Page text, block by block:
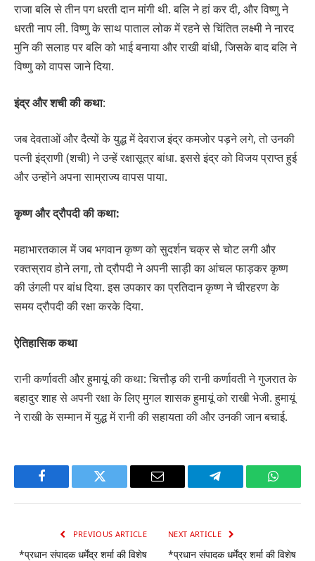
राजा बलि से तीन पग धरती दान मांगी थी. बलि ने हां कर दी, और विष्णु ने
धरती नाप ली. विष्णु के साथ पाताल लोक में रहने से चिंतित लक्ष्मी ने नारद
मुनि की सलाह पर बलि को भाई बनाया और राखी बांधी, जिसके बाद बलि ने
विष्णु को वापस जाने दिया.
इंद्र और शची की कथा:
जब देवताओं और दैत्यों के युद्ध में देवराज इंद्र कमजोर पड़ने लगे, तो उनकी
पत्नी इंद्राणी (शची) ने उन्हें रक्षासूत्र बांधा. इससे इंद्र को विजय प्राप्त हुई
और उन्होंने अपना साम्राज्य वापस पाया.
कृष्ण और द्रौपदी की कथा:
महाभारतकाल में जब भगवान कृष्ण को सुदर्शन चक्र से चोट लगी और
रक्तस्राव होने लगा, तो द्रौपदी ने अपनी साड़ी का आंचल फाड़कर कृष्ण
की उंगली पर बांध दिया. इस उपकार का प्रतिदान कृष्ण ने चीरहरण के
समय द्रौपदी की रक्षा करके दिया.
ऐतिहासिक कथा
रानी कर्णावती और हुमायूं की कथा: चित्तौड़ की रानी कर्णावती ने गुजरात के
बहादुर शाह से अपनी रक्षा के लिए मुगल शासक हुमायूं को राखी भेजी. हुमायूं
ने राखी के सम्मान में युद्ध में रानी की सहायता की और उनकी जान बचाई.
Facebook Twitter Email Telegram
PREVIOUS ARTICLE
*प्रधान संपादक धर्मेंद्र शर्मा की विशेष
NEXT ARTICLE
*प्रधान संपादक धर्मेंद्र शर्मा की विशेष